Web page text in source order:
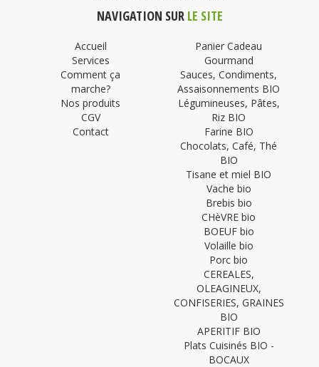
NAVIGATION SUR LE SITE
Accueil
Services
Comment ça
marche?
Nos produits
CGV
Contact
Panier Cadeau
Gourmand
Sauces, Condiments,
Assaisonnements BIO
Légumineuses, Pâtes,
Riz BIO
Farine BIO
Chocolats, Café, Thé
BIO
Tisane et miel BIO
Vache bio
Brebis bio
CHèVRE bio
BOEUF bio
Volaille bio
Porc bio
CEREALES,
OLEAGINEUX,
CONFISERIES, GRAINES
BIO
APERITIF BIO
Plats Cuisinés BIO -
BOCAUX